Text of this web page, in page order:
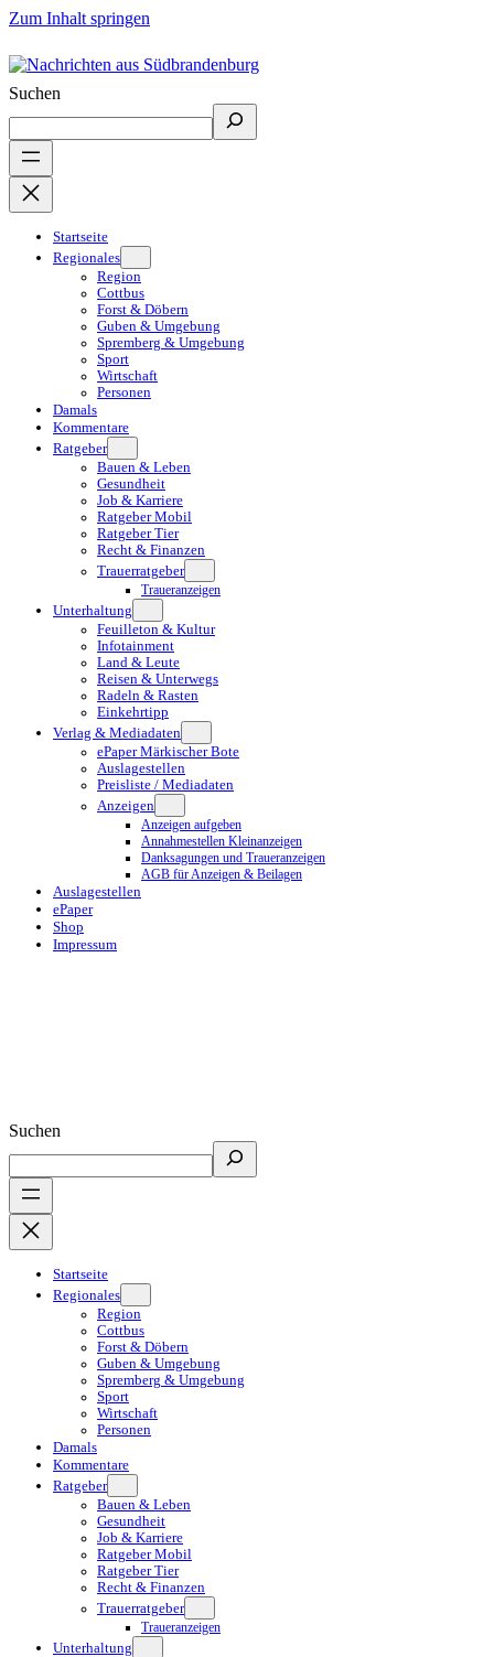
Zum Inhalt springen
Suchen
Startseite
Regionales
Region
Cottbus
Forst & Döbern
Guben & Umgebung
Spremberg & Umgebung
Sport
Wirtschaft
Personen
Damals
Kommentare
Ratgeber
Bauen & Leben
Gesundheit
Job & Karriere
Ratgeber Mobil
Ratgeber Tier
Recht & Finanzen
Trauerratgeber
Traueranzeigen
Unterhaltung
Feuilleton & Kultur
Infotainment
Land & Leute
Reisen & Unterwegs
Radeln & Rasten
Einkehrtipp
Verlag & Mediadaten
ePaper Märkischer Bote
Auslagestellen
Preisliste / Mediadaten
Anzeigen
Anzeigen aufgeben
Annahmestellen Kleinanzeigen
Danksagungen und Traueranzeigen
AGB für Anzeigen & Beilagen
Auslagestellen
ePaper
Shop
Impressum
Suchen
Startseite
Regionales
Region
Cottbus
Forst & Döbern
Guben & Umgebung
Spremberg & Umgebung
Sport
Wirtschaft
Personen
Damals
Kommentare
Ratgeber
Bauen & Leben
Gesundheit
Job & Karriere
Ratgeber Mobil
Ratgeber Tier
Recht & Finanzen
Trauerratgeber
Traueranzeigen
Unterhaltung